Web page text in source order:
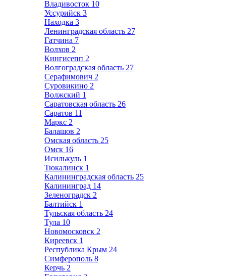
Владивосток 10
Уссурийск 3
Находка 3
Ленинградская область 27
Гатчина 7
Волхов 2
Кингисепп 2
Волгоградская область 27
Серафимович 2
Суровикино 2
Волжский 1
Саратовская область 26
Саратов 11
Маркс 2
Балашов 2
Омская область 25
Омск 16
Исилькуль 1
Тюкалинск 1
Калининградская область 25
Калининград 14
Зеленоградск 2
Балтийск 1
Тульская область 24
Тула 10
Новомосковск 2
Киреевск 1
Республика Крым 24
Симферополь 8
Керчь 2